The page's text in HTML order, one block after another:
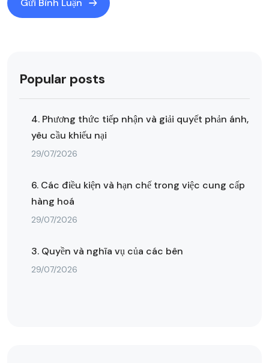
Popular posts
4. Phương thức tiếp nhận và giải quyết phản ánh,
yêu cầu khiếu nại
29/07/2026
6. Các điều kiện và hạn chế trong việc cung cấp
hàng hoá
29/07/2026
3. Quyền và nghĩa vụ của các bên
29/07/2026